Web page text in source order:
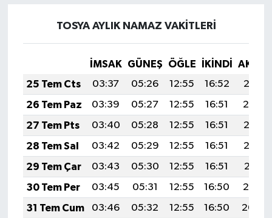
TOSYA AYLIK NAMAZ VAKITLERI
İMSAK GÜNEŞ ÖĞLE İKINDI
25 Tem Cts
03:37 05:26 12:55 16:52
20:15
26 Tem Paz
03:39 05:27 12:55 16:51
20:14
27 Tem Pts
03:40 05:28 12:55 16:51
20:13
28 Tem Sal
03:42 05:29 12:55 16:51
20:12
29 Tem Çar
03:43 05:30 12:55 16:51
20:11
30 Tem Per
03:45 05:31 12:55 16:50
20:10
31 Tem Cum
03:46 05:32 12:55 16:50
20:09